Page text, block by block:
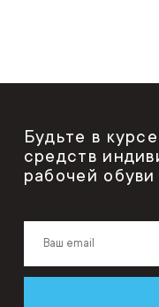
Будьте в
средств
рабочей